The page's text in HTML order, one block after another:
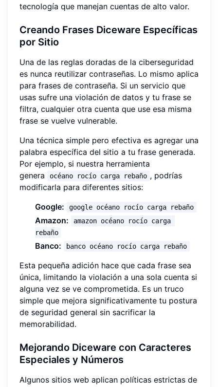
tecnología que manejan cuentas de alto valor.
Creando Frases Diceware Específicas
por Sitio
Una de las reglas doradas de la ciberseguridad
es nunca reutilizar contraseñas. Lo mismo aplica
para frases de contraseña. Si un servicio que
usas sufre una violación de datos y tu frase se
filtra, cualquier otra cuenta que use esa misma
frase se vuelve vulnerable.
Una técnica simple pero efectiva es agregar una
palabra específica del sitio a tu frase generada.
Por ejemplo, si nuestra herramienta
genera
océano rocío carga rebaño , podrías
modificarla para diferentes sitios:
Google:
google océano rocío carga rebaño
Amazon:
amazon océano rocío carga
rebaño
Banco: banco océano rocío carga rebaño
Esta pequeña adición hace que cada frase sea
única, limitando la violación a una sola cuenta si
alguna vez se ve comprometida. Es un truco
simple que mejora significativamente tu postura
de seguridad general sin sacrificar la
memorabilidad.
Mejorando Diceware con Caracteres
Especiales y Números
Algunos sitios web aplican políticas estrictas de